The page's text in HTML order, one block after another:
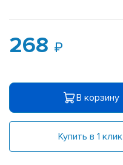
268
В корзину
Купить в 1 клик